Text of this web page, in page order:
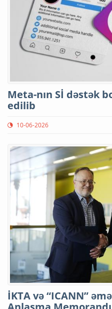
Meta-nın Sİ dəstək
edilib
10-06-2026
İKTA və “ICANN”